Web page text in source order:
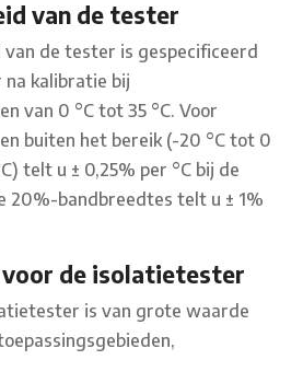
van de tester
de tester is gespecificeerd
na kalibratie bij
van 0 °C tot 35 °C. Voor
buiten het bereik (-20 °C tot 0
telt u ± 0,25% per °C bij de
20%-bandbreedtes telt u ± 1%
voor de isolatietester
is van grote waarde